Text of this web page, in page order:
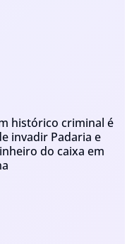
histórico criminal é
invadir Padaria e
do caixa em